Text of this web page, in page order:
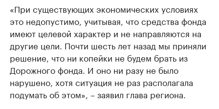
«При существующих экономических условиях
это недопустимо, учитывая, что средства фонда
имеют целевой характер и не направляются на
другие цели. Почти шесть лет назад мы приняли
решение, что ни копейки не будем брать из
Дорожного фонда. И оно ни разу не было
нарушено, хотя ситуация не раз располагала
подумать об этом», – заявил глава региона.